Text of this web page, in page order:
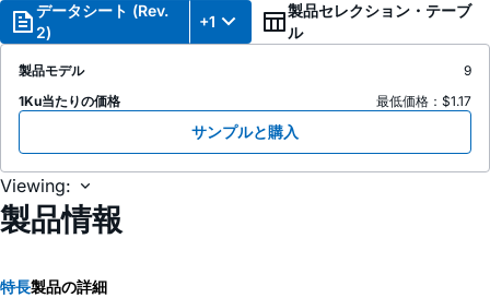
データシート (Rev.
2)
+1
製品セレクション・テーブ
ル
製品モデル
9
1Ku当たりの価格
最低価格：$1.17
サンプルと購入
Viewing:
製品情報
特長製品の詳細